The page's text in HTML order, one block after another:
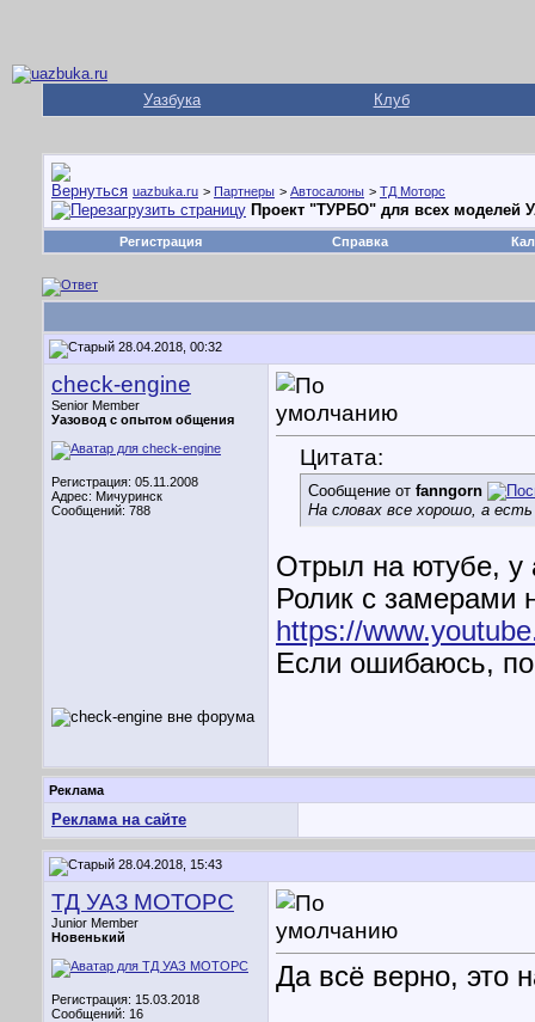
Уазбука Клуб
uazbuka.ru > Партнеры > Автосалоны > ТД Моторс
Проект "ТУРБО" для всех моделей
Регистрация Справка
28.04.2018, 00:32
check-engine
Senior Member
Уазовод с опытом общения
Регистрация: 05.11.2008
Адрес: Мичуринск
Сообщений: 788
Цитата:
Сообщение от fanngorn
На словах все хорошо, а
Отрыл на ютубе, у
Ролик с замерами
https://
Если ошибаюсь,
Реклама
Реклама на сайте
28.04.2018, 15:43
ТД УАЗ МОТОРС
Junior Member
Новенький
Регистрация: 15.03.2018
Сообщений: 16
Да всё верно, это